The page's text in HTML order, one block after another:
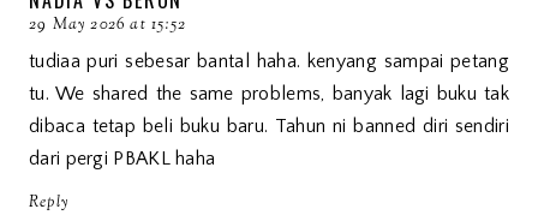
29 May 2026 at 15:52
tudiaa puri sebesar bantal haha. kenyang sampai petang
tu. We shared the same problems, banyak lagi buku tak
dibaca tetap beli buku baru. Tahun ni banned diri sendiri
dari pergi PBAKL haha
Reply